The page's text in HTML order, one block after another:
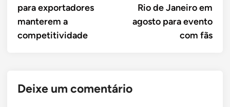
para exportadores
manterem a
competitividade
Rio de Janeiro em
agosto para evento
com fãs
Deixe um comentário